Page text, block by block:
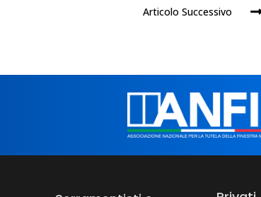
Articolo Successivo